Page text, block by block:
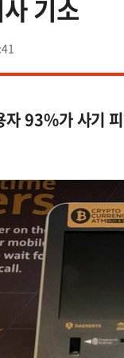
기소
93%가 사기